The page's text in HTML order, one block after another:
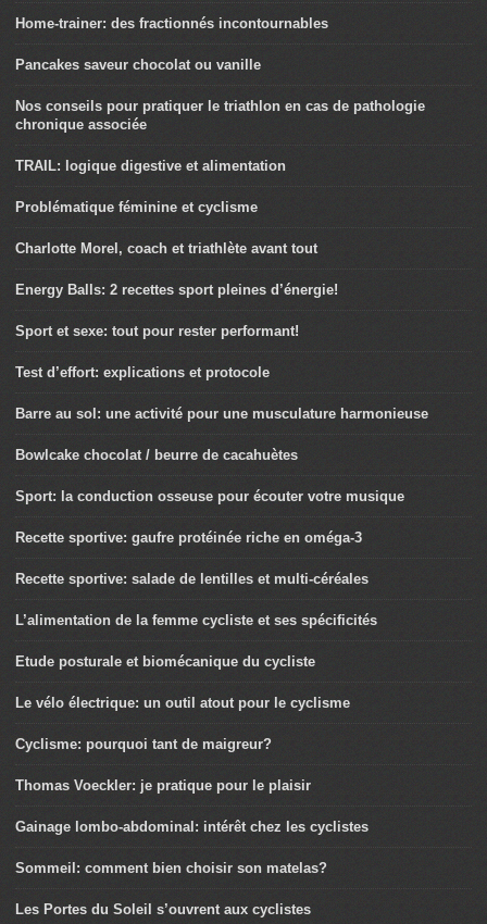
Home-trainer: des fractionnés incontournables
Pancakes saveur chocolat ou vanille
Nos conseils pour pratiquer le triathlon en cas de pathologie
chronique associée
TRAIL: logique digestive et alimentation
Problématique féminine et cyclisme
Charlotte Morel, coach et triathlète avant tout
Energy Balls: 2 recettes sport pleines d’énergie!
Sport et sexe: tout pour rester performant!
Test d’effort: explications et protocole
Barre au sol: une activité pour une musculature harmonieuse
Bowlcake chocolat / beurre de cacahuètes
Sport: la conduction osseuse pour écouter votre musique
Recette sportive: gaufre protéinée riche en oméga-3
Recette sportive: salade de lentilles et multi-céréales
L’alimentation de la femme cycliste et ses spécificités
Etude posturale et biomécanique du cycliste
Le vélo électrique: un outil atout pour le cyclisme
Cyclisme: pourquoi tant de maigreur?
Thomas Voeckler: je pratique pour le plaisir
Gainage lombo-abdominal: intérêt chez les cyclistes
Sommeil: comment bien choisir son matelas?
Les Portes du Soleil s’ouvrent aux cyclistes